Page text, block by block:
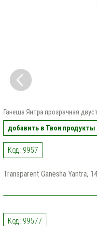
Ганеша Янтра прозрачная
добавить в Твои продукты
Код: 9957
Transparent Ganesha Yantra,
Код: 99577